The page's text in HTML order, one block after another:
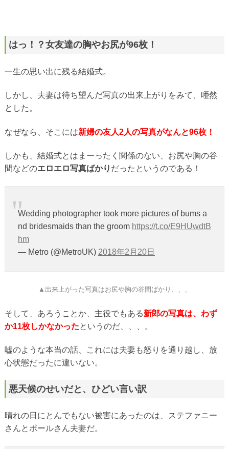
はっ！？女友達の胸やお尻が96枚！
一生の思い出に残る結婚式。
しかし、夫妻は待ち望んだ写真の出来上がりをみて、唖然
とした。
なぜなら、そこには新婦の友人2人の写真がなんと96枚！
しかも、結婚式とはまーったく関係のない、お尻や胸の谷
間などのエロエロ写真ばかり だったというのである！
Wedding photographer took more pictures of bums a
nd bridesmaids than the groom https://t.co/E9HUwdtB
hm
— Metro (@MetroUK) 2018年2月20日
▲出来上がった写真はお尻や胸の谷間ばかり、、、
そして、あろうことか、主役でもある新郎の写真は、わず
か11枚しかなかったというのだ、、、。
嘘のような本当の話、これには夫妻も怒りを通り越し、放
心状態だったに違いない。
悪天候のせいだと、ひどい言い訳
晴れの日にとんでもない被害にあったのは、ステファニー
さんとポールさん夫妻だ。